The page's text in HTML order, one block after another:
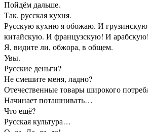
Пойдём дальше.
Так, русская кухня.
Русскую кухню я обожаю. И
китайскую. И французскую! И
Я, видите ли, обжора, в общем.
Увы.
Русские деньги?
Не смешите меня, ладно?
Отечественные товары широкого
Начинает поташнивать…
Что ещё?
Русская культура…